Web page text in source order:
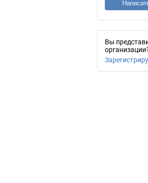
Вы